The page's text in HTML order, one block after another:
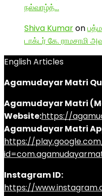
நல்வாழ்த்…
Shiva Kumaron
டாக்டர் கே. ராமசாமி
English Articles
Agamudayar Matri
Agamudayar Matri
Website:https://
Agamudayar Matri
https://
Instagram ID:
https://